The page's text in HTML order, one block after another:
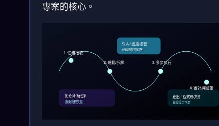
專案的核心。
1. 任務接收
2. 規劃/拆解
3. 多步執行
4. 審計與回報
SLA / 進度控管
可追溯交付節點
監控其他代理
避免流程失控
產出：程式碼/文件
直接接工作流